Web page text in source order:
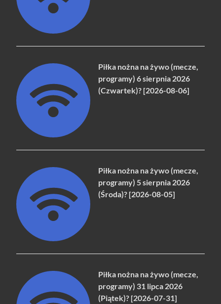
Piłka nożna na żywo (mecze,
programy) 6 sierpnia 2026
(Czwartek)? [2026-08-06]
Piłka nożna na żywo (mecze,
programy) 5 sierpnia 2026
(Środa)? [2026-08-05]
Piłka nożna na żywo (mecze,
programy) 31 lipca 2026
(Piątek)? [2026-07-31]